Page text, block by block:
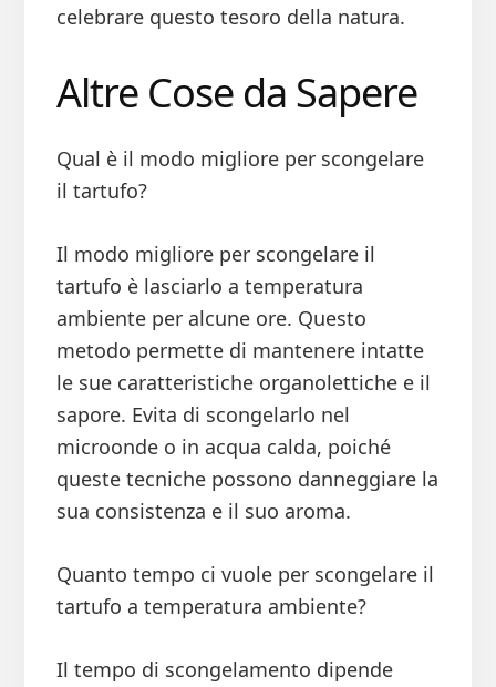
celebrare questo tesoro della natura.
Altre Cose da Sapere
Qual è il modo migliore per scongelare
il tartufo?
Il modo migliore per scongelare il
tartufo è lasciarlo a temperatura
ambiente per alcune ore. Questo
metodo permette di mantenere intatte
le sue caratteristiche organolettiche e il
sapore. Evita di scongelarlo nel
microonde o in acqua calda, poiché
queste tecniche possono danneggiare la
sua consistenza e il suo aroma.
Quanto tempo ci vuole per scongelare il
tartufo a temperatura ambiente?
Il tempo di scongelamento dipende